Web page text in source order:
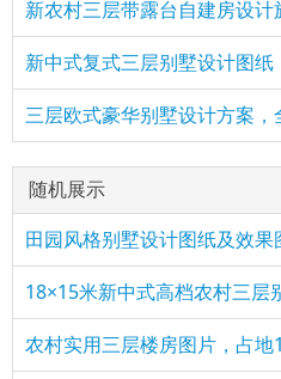
新农村三层带露台自建房设
新中式复式三层别墅设计图
三层欧式豪华别墅设计方案，
随机展示
农村实用三层楼房图片，占